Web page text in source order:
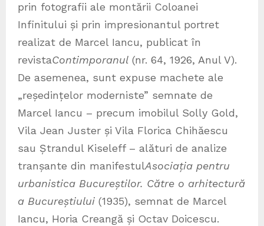
prin fotografii ale montării Coloanei
Infinitului și prin impresionantul portret
realizat de Marcel Iancu, publicat în
revistaContimporanul (nr. 64, 1926, Anul V).
De asemenea, sunt expuse machete ale
„reședințelor moderniste” semnate de
Marcel Iancu – precum imobilul Solly Gold,
Vila Jean Juster și Vila Florica Chihăescu
sau Ștrandul Kiseleff – alături de analize
tranșante din manifestulAsociația pentru
urbanistica Bucureștilor. Către o arhitectură
a Bucureștiului (1935), semnat de Marcel
Iancu, Horia Creangă și Octav Doicescu.